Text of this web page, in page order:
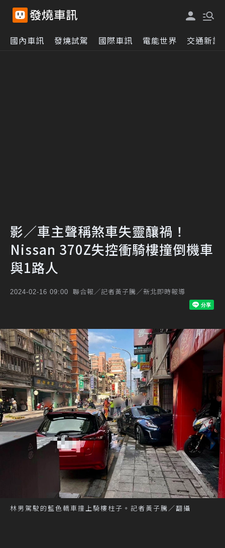
國內車訊 發燒試駕 國際車訊 電能世界 交通新訊
影／車主聲稱煞車失靈釀禍！
Nissan 370Z失控衝騎樓撞倒機車
與1路人
2024-02-16 09:00 聯合報／記者黃子騰／新北即時報導
林男駕駛的藍色轎車撞上騎樓柱子。記者黃子騰／翻攝